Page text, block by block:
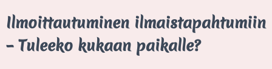
Ilmoittautuminen ilmaistapahtumiin
– Tuleeko kukaan paikalle?